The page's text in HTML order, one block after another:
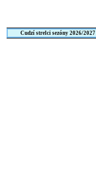
Cudzí strelci sezóny 2026/2027